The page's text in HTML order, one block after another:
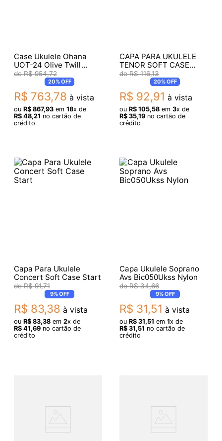
Case Ukulele Ohana
UOT-24 Olive Twill
Concert
R$ 954,72
20%OFF
R$ 763,78 à vista
ou R$ 867,93em 18x de
R$ 48,21 no cartão de
crédito
CAPA PARA UKULELE
TENOR SOFT CASE
START 778
R$ 116,13
20%OFF
R$ 92,91 à vista
ou R$ 105,58em 3x de
R$ 35,19no cartão de
crédito
Capa Para Ukulele
Concert Soft Case Start
R$ 91,71
9%OFF
R$ 83,38 à vista
ou R$ 83,38em 2x de
R$ 41,69no cartão de
crédito
Capa Ukulele Soprano
Avs Bic050Ukss Nylon
R$ 34,66
9%OFF
R$ 31,51 à vista
ou R$ 31,51 em 1x de
R$ 31,51 no cartão de
crédito